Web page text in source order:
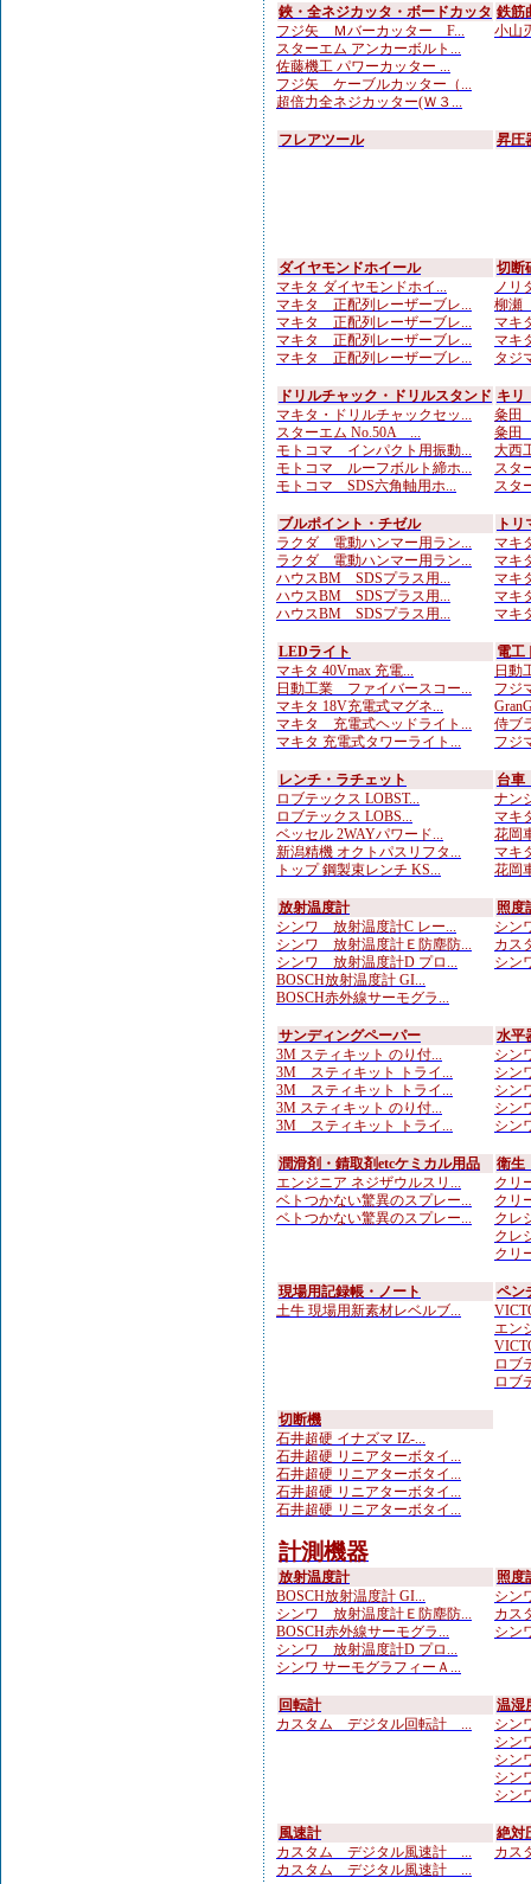
鋏・全ネジカッタ・ボードカッタ
フジ矢 Ｍバーカッター F...
スターエム アンカーボルト...
佐藤機工 パワーカッター ...
フジ矢 ケーブルカッター（...
超倍力全ネジカッター(Ｗ３...
鉄筋
小山
フレアツール 昇圧
ダイヤモンドホイール
マキタ ダイヤモンドホイ...
マキタ 正配列レーザーブレ...
マキタ 正配列レーザーブレ...
マキタ 正配列レーザーブレ...
マキタ 正配列レーザーブレ...
切断
ノリ
柳瀬
マキ
マキ
タジ
ドリルチャック・ドリルスタンド
マキタ・ドリルチャックセッ...
スターエム No.50A ...
モトコマ インパクト用振動...
モトコマ ルーフボルト締ホ...
モトコマ SDS六角軸用ホ...
キリ
粂田
粂田
大西
スタ
スタ
ブルポイント・チゼル
ラクダ 電動ハンマー用ラン...
ラクダ 電動ハンマー用ラン...
ハウスBM SDSプラス用...
ハウスBM SDSプラス用...
ハウスBM SDSプラス用...
ト
マキ
マキ
マキ
マキ
マキ
LEDライト
マキタ 40Vmax 充電...
日動工業 ファイバースコー...
マキタ 18V充電式マグネ...
マキタ 充電式ヘッドライト...
マキタ 充電式タワーライト...
電工
日動
フジ
侍ブ
フジ
レンチ・ラチェット
ロブテックス LOBST...
ロブテックス LOBS...
ベッセル 2WAYパワード...
新潟精機 オクトパスリフタ...
トップ 鋼製束レンチ KS...
台車
ナン
マキ
花岡
マキ
花岡
放射温度計
シンワ 放射温度計C レー...
シンワ 放射温度計Ｅ防塵防...
シンワ 放射温度計D プロ...
BOSCH放射温度計 GI...
BOSCH赤外線サーモグラ...
照度
シン
カス
シン
サンディングペーパー
3M スティキット のり付...
3M スティキット トライ...
3M スティキット トライ...
3M スティキット のり付...
3M スティキット トライ...
水平
シン
シン
シン
シン
シン
潤滑剤・錆取剤etcケミカル用品
エンジニア ネジザウルスリ...
ベトつかない驚異のスプレー...
ベトつかない驚異のスプレー...
衛生
クリ
クリ
クレ
クレ
クリ
現場用記録帳・ノート
土牛 現場用新素材レベルブ...
ペン
エン
ロブ
ロブ
切断機
石井超硬 イナズマ IZ-...
石井超硬 リニアターボタイ...
石井超硬 リニアターボタイ...
石井超硬 リニアターボタイ...
石井超硬 リニアターボタイ...
計測機器
放射温度計
BOSCH放射温度計 GI...
シンワ 放射温度計Ｅ防塵防...
BOSCH赤外線サーモグラ...
シンワ 放射温度計D プロ...
シンワ サーモグラフィーＡ...
照度
シン
カス
シン
回転計
カスタム デジタル回転計 ...
温湿
シン
シン
シン
シン
シン
風速計
カスタム デジタル風速計 ...
カスタム デジタル風速計 ...
絶対
カス